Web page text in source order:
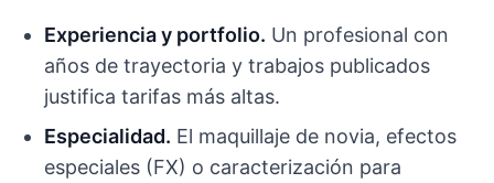
Experiencia y portfolio. Un profesional con
años de trayectoria y trabajos publicados
justifica tarifas más altas.
Especialidad. El maquillaje de novia, efectos
especiales (FX) o caracterización para